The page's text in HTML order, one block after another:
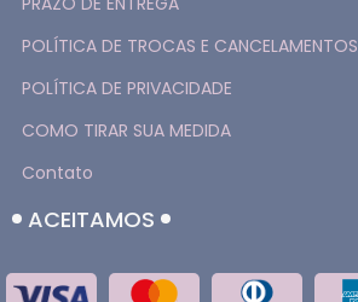
POLÍTICA DE TROCAS E CANCELAMENTOS
POLÍTICA DE PRIVACIDADE
COMO TIRAR SUA MEDIDA
Contato
ACEITAMOS